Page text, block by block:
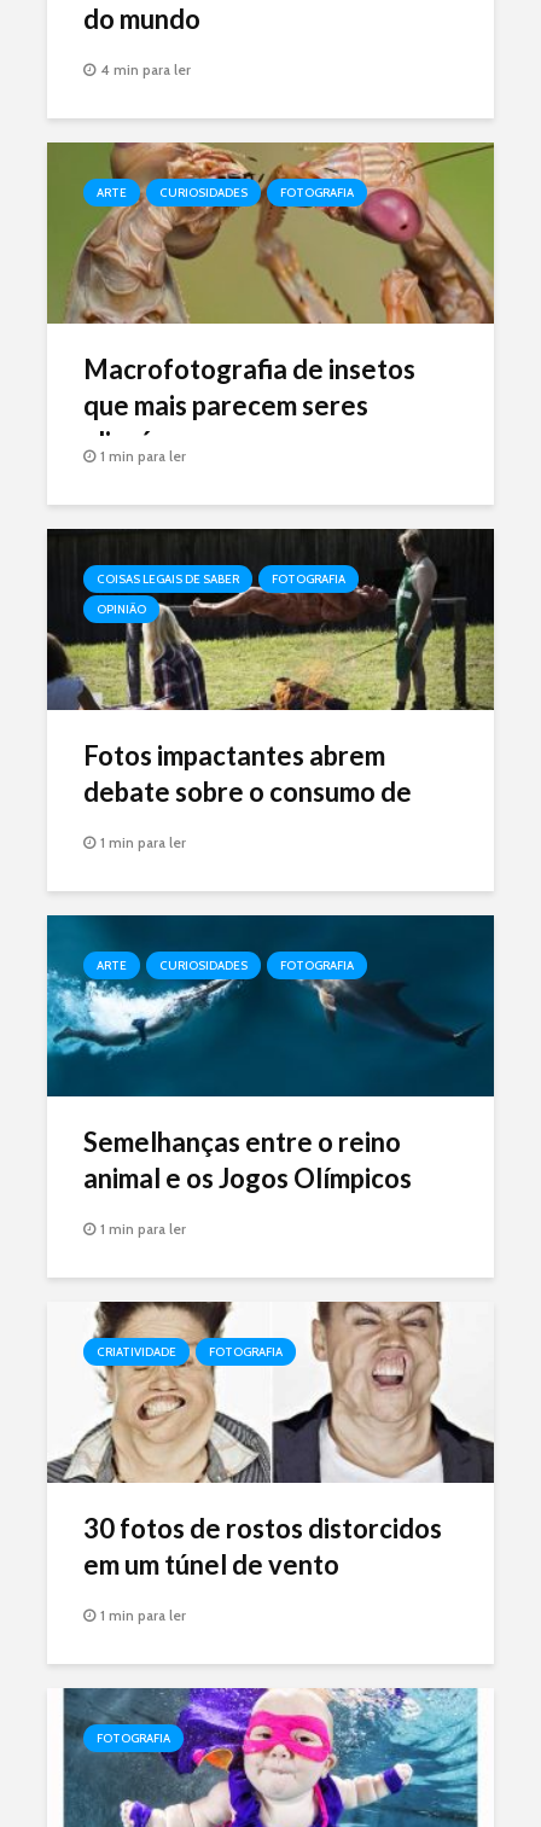
do mundo
4 min para ler
ARTE CURIOSIDADES FOTOGRAFIA
Macrofotografia de insetos
que mais parecem seres
alienígenas
1 min para ler
COISAS LEGAIS DE SABER
FOTOGRAFIA
OPINIÃO
Fotos impactantes abrem
debate sobre o consumo de
carne
1 min para ler
ARTE CURIOSIDADES FOTOGRAFIA
Semelhanças entre o reino
animal e os Jogos Olímpicos
1 min para ler
CRIATIVIDADE FOTOGRAFIA
30 fotos de rostos distorcidos
em um túnel de vento
1 min para ler
FOTOGRAFIA